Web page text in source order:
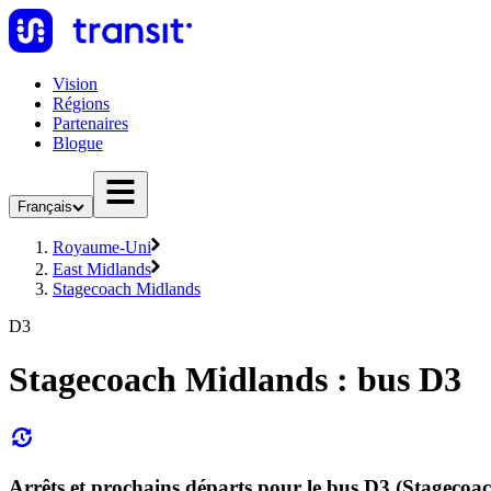
Vision
Régions
Partenaires
Blogue
Français
Royaume-Uni
East Midlands
Stagecoach Midlands
D3
Stagecoach Midlands : bus D3